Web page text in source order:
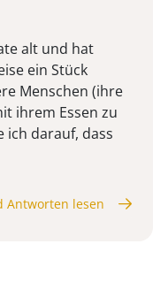
alt und hat
ein Stück
Menschen (ihre
ihrem Essen zu
ich darauf, dass
Antworten lesen